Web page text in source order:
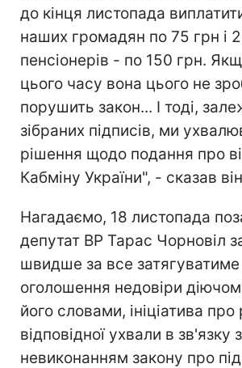
до кінця листопада
наших громадян по 75 грн і
пенсіонерів - по 150 грн.
цього часу вона цього не
порушить закон... І тоді,
зібраних підписів, ми
рішення щодо подання про
Кабміну України", - сказав
Нагадаємо, 18 листопада
депутат ВР Тарас Чорновіл
швидше за все затягуватиме
оголошення недовіри
його словами, ініціатива
відповідної ухвали в зв'язку з
невиконанням закону про